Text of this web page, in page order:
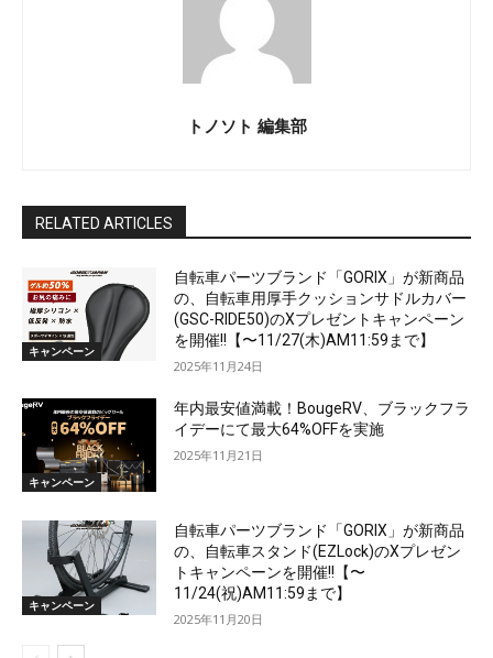
トノソト 編集部
RELATED ARTICLES
キャンペーン
自転車パーツブランド「GORIX」が新商品
の、自転車用厚手クッションサドルカバー
(GSC-RIDE50)のXプレゼントキャンペーン
を開催!!【〜11/27(木)AM11:59まで】
2025年11月24日
キャンペーン
年内最安値満載！BougeRV、ブラックフラ
イデーにて最大64%OFFを実施
2025年11月21日
キャンペーン
自転車パーツブランド「GORIX」が新商品
の、自転車スタンド(EZLock)のXプレゼン
トキャンペーンを開催!!【〜
11/24(祝)AM11:59まで】
2025年11月20日